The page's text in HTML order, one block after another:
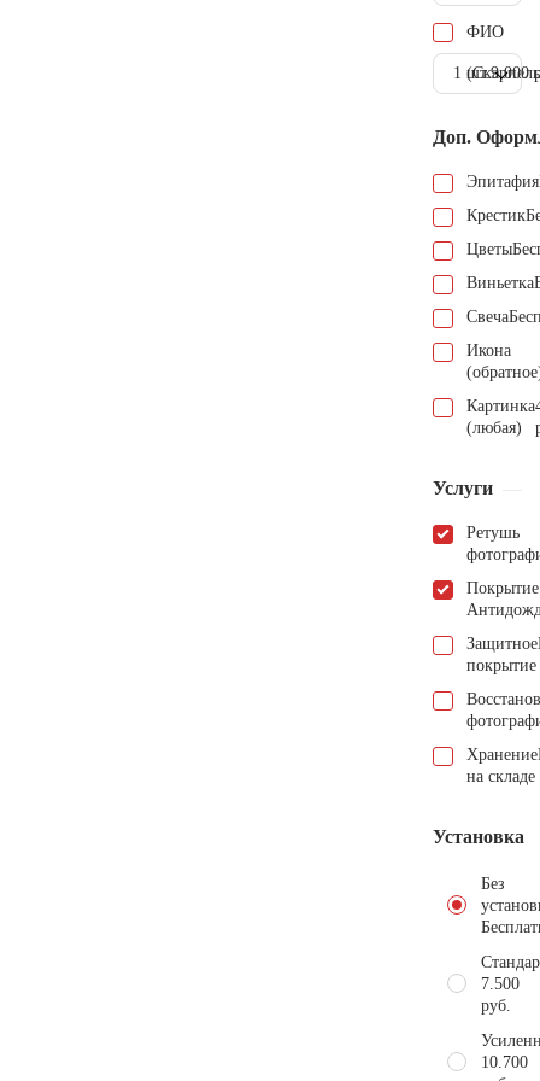
ФИО
1 шт.9.000
Доп.
Эпитафия
Крестик
Цветы
Виньетка
Свеча
Икона
Картинка
(любая)
Услуги
Ретушь
Покрытие
Защитное
покрытие
Хранение
на складе
Установка
Без
7.500
руб.
10.700